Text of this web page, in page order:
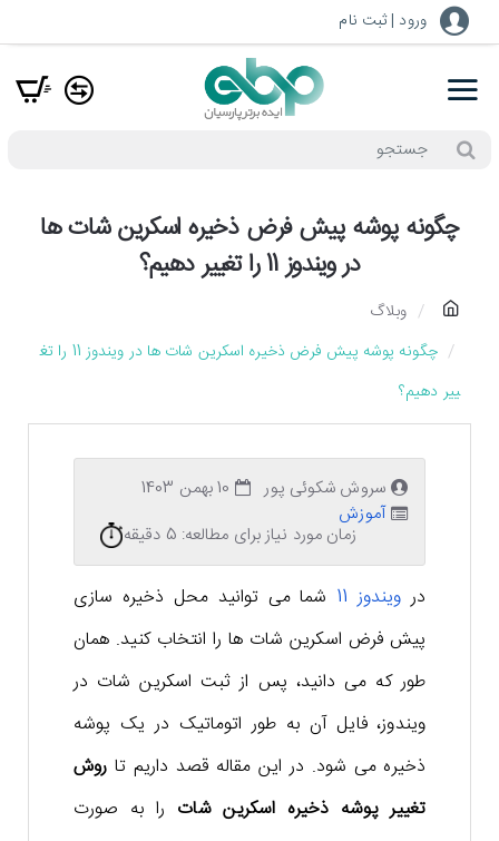
ورود | ثبت نام
چگونه پوشه پیش فرض ذخیره اسکرین شات ها
در ویندوز 11 را تغییر دهیم؟
o
m
e
وبلاگ
چگونه پوشه پیش فرض ذخیره اسکرین شات ها در ویندوز 11 را تغ
ییر دهیم؟
سروش شکوئی پور
10 بهمن 1403
زمان مورد نیاز برای مطالعه: 5 دقیقه
آموزش
در ویندوز 11
شما می توانید محل ذخیره سازی
پیش فرض اسکرین شات ها را انتخاب کنید. همان
طور که می دانید، پس از ثبت اسکرین شات در
ویندوز، فایل آن به طور اتوماتیک در یک پوشه
ذخیره می شود. در این مقاله قصد داریم تا روش
تغییر پوشه ذخیره اسکرین شات را به صورت